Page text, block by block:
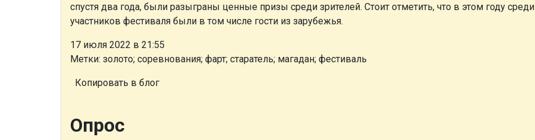
спустя два года, были разыграны ценные призы среди зрителей. Стоит отметить, что в этом году среди
участников фестиваля были в том числе гости из зарубежья.
17 июля 2022 в 21:55
Метки: золото; соревнования; фарт; старатель; магадан; фестиваль
Копировать в блог
Опрос